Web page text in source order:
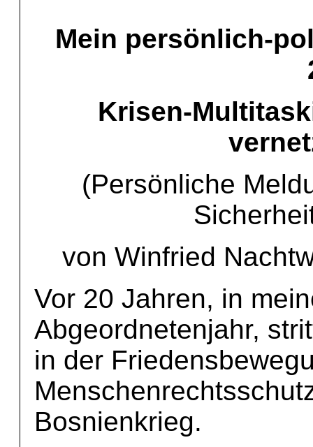
Mein persönlich-
Krisen-
(Persönliche
von Winfried
Vor 20 Jahren, in
Abgeordnetenjahr,
in der
Bosnienkrieg.